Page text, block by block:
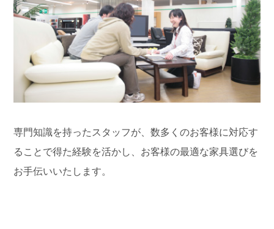
専門知識を持ったスタッフが、数多くのお客様に対応す
ることで得た経験を活かし、お客様の最適な家具選びを
お手伝いいたします。